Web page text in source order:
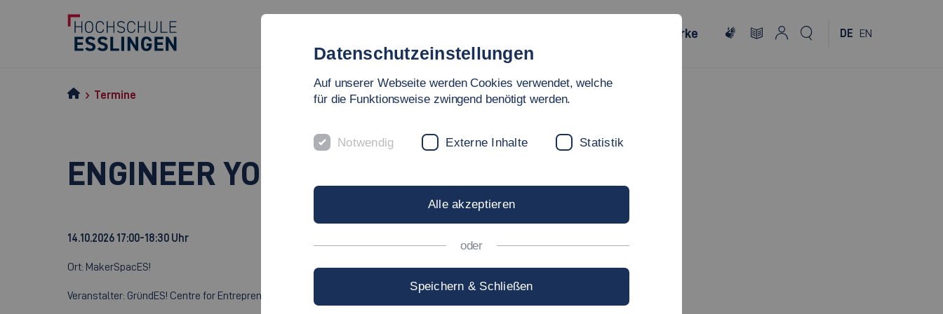
Netzwerke DE EN
Termine
ENGINEER YOUR MINDSET-WORKSHOP
14.10.2026 17:00-18:30 Uhr
Ort: MakerSpacES!
Veranstalter: GründES! Centre for Entrepreneurship
Datenschutzeinstellungen
Auf unserer Webseite werden Cookies verwendet, welche
für die Funktionsweise zwingend benötigt werden.
Notwendig Externe Inhalte Statistik
Alle akzeptieren
oder
Speichern & Schließen